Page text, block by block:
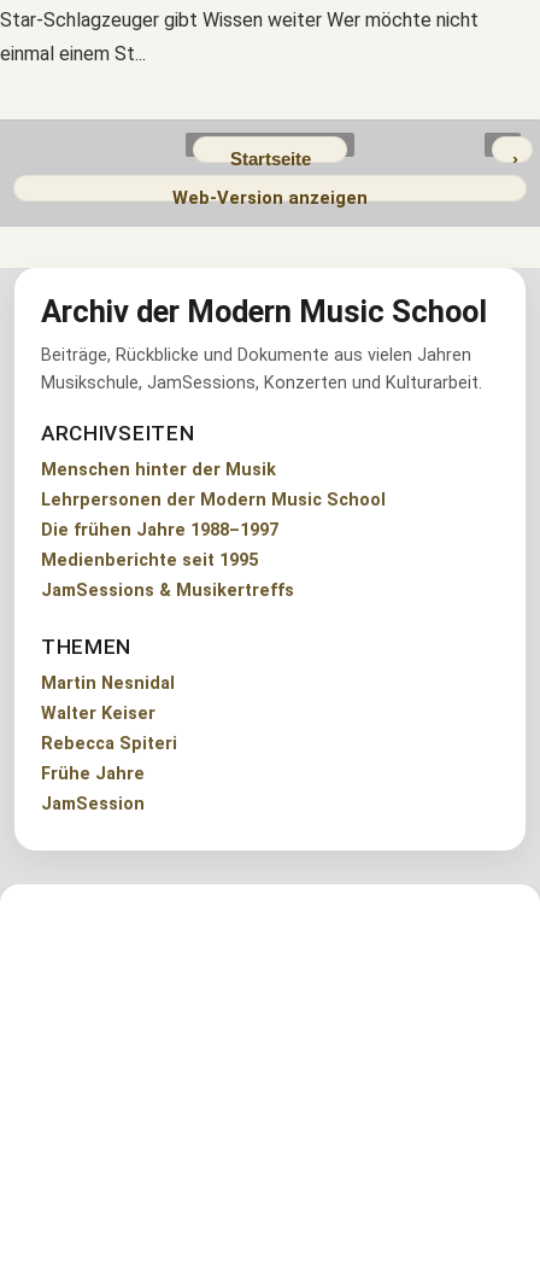
Star-Schlagzeuger gibt Wissen weiter Wer möchte nicht
einmal einem St...
›
Startseite
Web-Version anzeigen
Archiv der Modern Music School
Beiträge, Rückblicke und Dokumente aus vielen Jahren
Musikschule, JamSessions, Konzerten und Kulturarbeit.
ARCHIVSEITEN
Menschen hinter der Musik
Lehrpersonen der Modern Music School
Die frühen Jahre 1988–1997
Medienberichte seit 1995
JamSessions & Musikertreffs
THEMEN
Martin Nesnidal
Walter Keiser
Rebecca Spiteri
Frühe Jahre
JamSession